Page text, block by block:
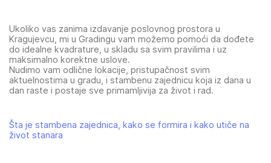
Ukoliko vas zanima izdavanje poslovnog prostora u
Kragujevcu, mi u Gradingu vam možemo pomoći da dođete
do idealne kvadrature, u skladu sa svim pravilima i uz
maksimalno korektne uslove.
Nudimo vam odlične lokacije, pristupačnost svim
aktuelnostima u gradu, i stambenu zajednicu koja iz dana u
dan raste i postaje sve primamljivija za život i rad.
Šta je stambena zajednica, kako se formira i kako utiče na
život stanara